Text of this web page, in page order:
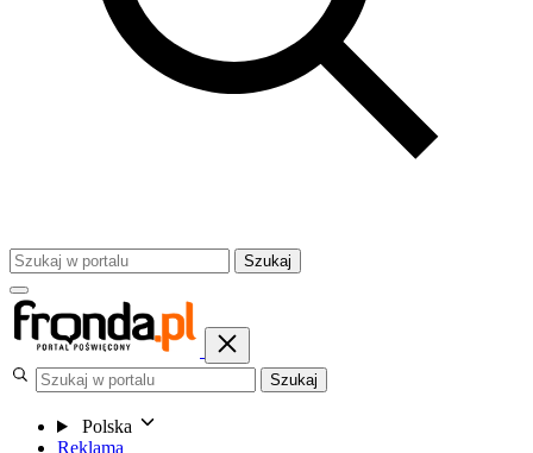
Szukaj
Szukaj
Polska
Reklama